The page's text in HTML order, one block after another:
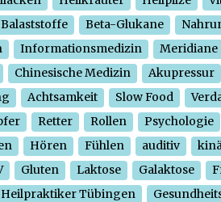
Balaststoffe
Beta-Glukane
Informationsmedizin Meridiane
Chinesische Medizin
Akupressur
Achtsamkeit Slow Food
Retter Rollen Psychologie
Hören Fühlen auditiv
Gluten Laktose Galaktose
Heilpraktiker Tübingen